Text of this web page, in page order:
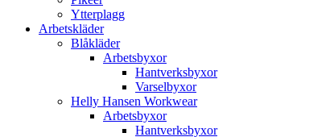
Ytterplagg
Arbetskläder
Blåkläder
Arbetsbyxor
Hantverksbyxor
Varselbyxor
Helly Hansen Workwear
Arbetsbyxor
Hantverksbyxor